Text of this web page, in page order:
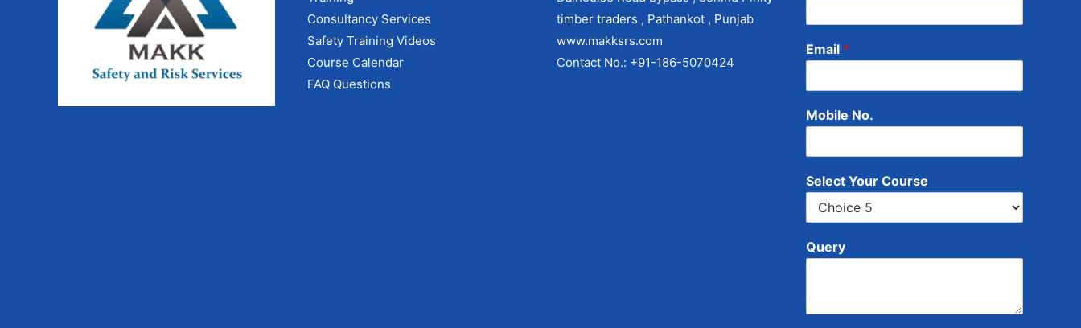
Consultancy Services
Safety Training Videos
Course Calendar
FAQ Questions
timber traders , Pathankot , Punjab
www.makksrs.com
Contact No.: +91-186-5070424
Email *
Mobile No.
Select Your Course
Query